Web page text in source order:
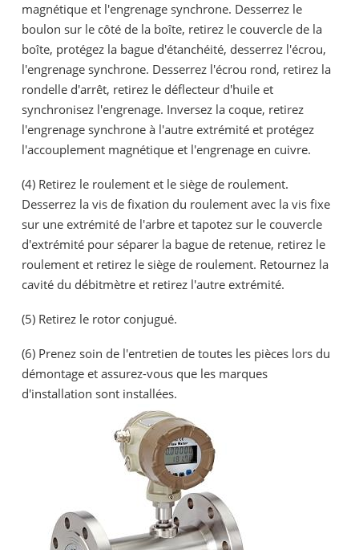
magnétique et l'engrenage synchrone. Desserrez le
boulon sur le côté de la boîte, retirez le couvercle de la
boîte, protégez la bague d'étanchéité, desserrez l'écrou,
l'engrenage synchrone. Desserrez l'écrou rond, retirez la
rondelle d'arrêt, retirez le déflecteur d'huile et
synchronisez l'engrenage. Inversez la coque, retirez
l'engrenage synchrone à l'autre extrémité et protégez
l'accouplement magnétique et l'engrenage en cuivre.
(4) Retirez le roulement et le siège de roulement.
Desserrez la vis de fixation du roulement avec la vis fixe
sur une extrémité de l'arbre et tapotez sur le couvercle
d'extrémité pour séparer la bague de retenue, retirez le
roulement et retirez le siège de roulement. Retournez la
cavité du débitmètre et retirez l'autre extrémité.
(5) Retirez le rotor conjugué.
(6) Prenez soin de l'entretien de toutes les pièces lors du
démontage et assurez-vous que les marques
d'installation sont installées.